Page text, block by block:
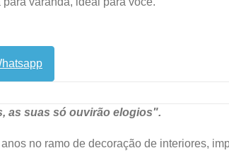
as suas só ouvirão elogios".
no ramo de decoração de interiores,